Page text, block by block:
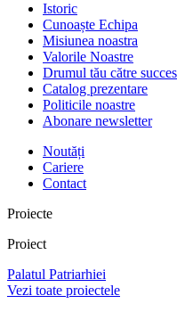
Istoric
Cunoaște Echipa
Misiunea noastra
Valorile Noastre
Drumul tău către succes
Catalog prezentare
Politicile noastre
Abonare newsletter
Noutăți
Cariere
Contact
Proiecte
Proiect
Palatul Patriarhiei
Vezi toate proiectele